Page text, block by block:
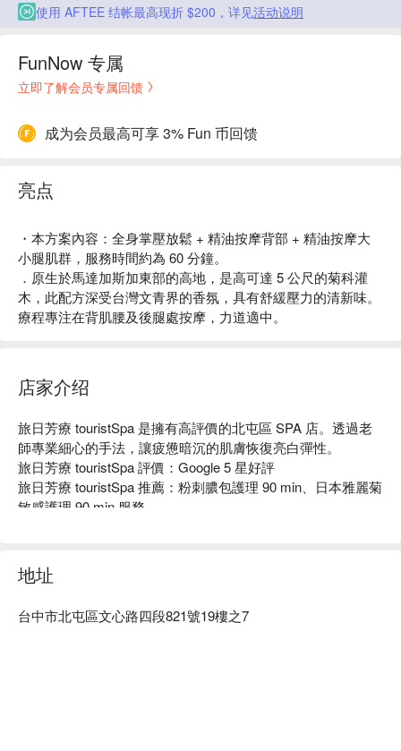
使用 AFTEE 结帐最高现折 $200，详见活动说明
FunNow 专属
立即了解会员专属回馈
成为会员最高可享 3% Fun 币回馈
亮点
・本方案內容：全身掌壓放鬆 + 精油按摩背部 + 精油按摩大
小腿肌群，服務時間約為 60 分鐘。
．原生於馬達加斯加東部的高地，是高可達 5 公尺的菊科灌
木，此配方深受台灣文青界的香氛，具有舒緩壓力的清新味。
療程專注在背肌腰及後腿處按摩，力道適中。
店家介绍
旅日芳療 touristSpa 是擁有高評價的北屯區 SPA 店。透過老
師專業細心的手法，讓疲憊暗沉的肌膚恢復亮白彈性。
旅日芳療 touristSpa 評價：Google 5 星好評
旅日芳療 touristSpa 推薦：粉刺膿包護理 90 min、日本雅麗菊
敏感護理 90 min 服務。
地址
台中市北屯區文心路四段821號19樓之7